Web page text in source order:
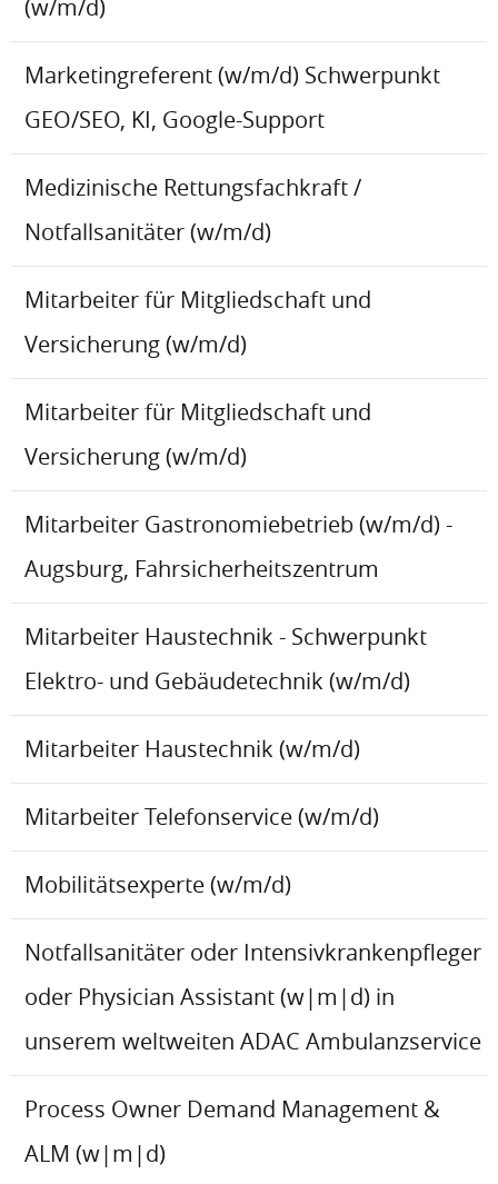
(w/m/d)
Marketingreferent (w/m/d) Schwerpunkt
GEO/SEO, KI, Google-Support
Medizinische Rettungsfachkraft /
Notfallsanitäter (w/m/d)
Mitarbeiter für Mitgliedschaft und
Versicherung (w/m/d)
Mitarbeiter für Mitgliedschaft und
Versicherung (w/m/d)
Mitarbeiter Gastronomiebetrieb (w/m/d) -
Augsburg, Fahrsicherheitszentrum
Mitarbeiter Haustechnik - Schwerpunkt
Elektro- und Gebäudetechnik (w/m/d)
Mitarbeiter Haustechnik (w/m/d)
Mitarbeiter Telefonservice (w/m/d)
Mobilitätsexperte (w/m/d)
Notfallsanitäter oder Intensivkrankenpfleger
oder Physician Assistant (w|m|d) in
unserem weltweiten ADAC Ambulanzservice
Process Owner Demand Management &
ALM (w|m|d)